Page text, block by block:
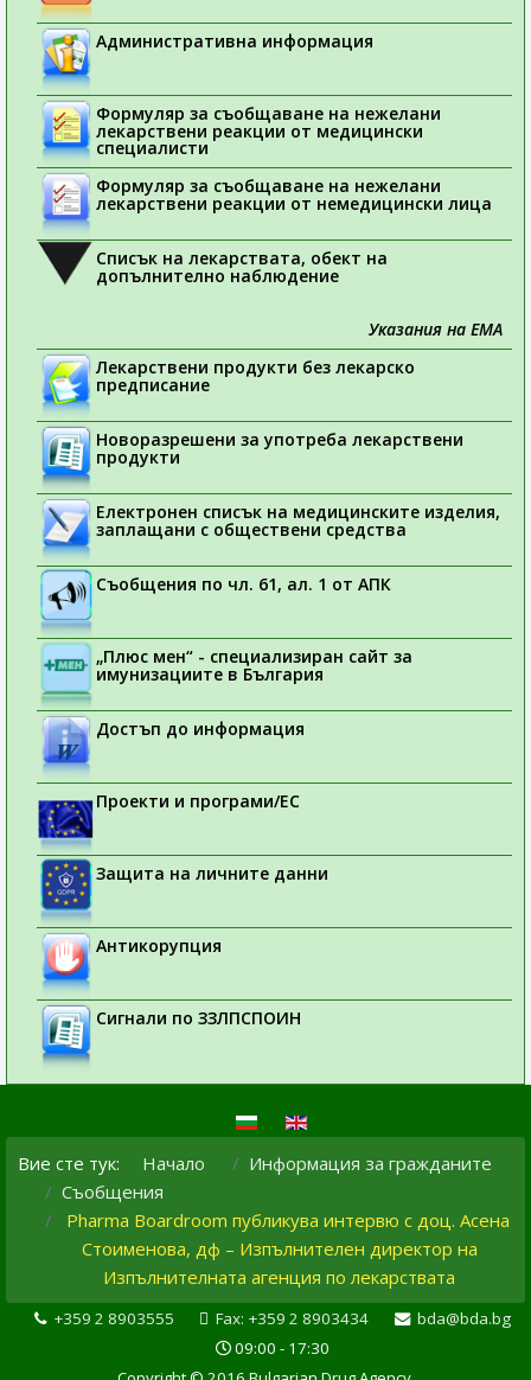
Административна информация
Формуляр за съобщаване на нежелани
лекарствени реакции от медицински
специалисти
Формуляр за съобщаване на нежелани
лекарствени реакции от немедицински лица
Списък на лекарствата, обект на
допълнително наблюдение
Указания на ЕМА
Лекарствени продукти без лекарско
предписание
Новоразрешени за употреба лекарствени
продукти
Електронен списък на медицинските изделия,
заплащани с обществени средства
Съобщения по чл. 61, ал. 1 от АПК
„Плюс мен“ - специализиран сайт за
имунизациите в България
Достъп до информация
Проекти и програми/ЕС
Защита на личните данни
Антикорупция
Сигнали по ЗЗЛПСПОИН
Вие сте тук: Начало
Информация за гражданите
Съобщения
Pharma Boardroom публикува интервю с доц. Асена
Стоименова, дф – Изпълнителен директор на
Изпълнителната агенция по лекарствата
+359 2 8903555 Fax: +359 2 8903434
bda@bda.bg
09:00 - 17:30